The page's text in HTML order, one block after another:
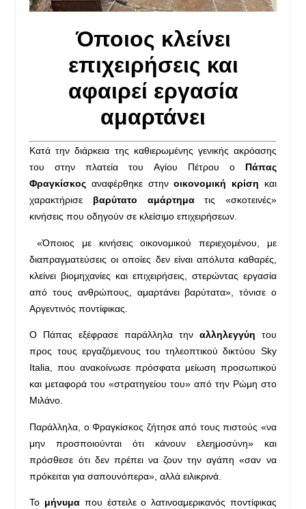
Όποιος κλείνει
επιχειρήσεις και
αφαιρεί εργασία
αμαρτάνει
Κατά την διάρκεια της καθιερωμένης γενικής ακρόασης
του στην πλατεία του Αγίου Πέτρου ο Πάπας
Φραγκίσκος αναφέρθηκε στηνοικονομική κρίση και
χαρακτήρισε βαρύτατο αμάρτηματις «σκοτεινές»
κινήσεις που οδηγούν σε κλείσιμο επιχειρήσεων.
«Όποιος με κινήσεις οικονομικού περιεχομένου, με
διαπραγματεύσεις οι οποίες δεν είναι απόλυτα καθαρές,
κλείνει βιομηχανίες και επιχειρήσεις, στερώντας εργασία
από τους ανθρώπους, αμαρτάνει βαρύτατα», τόνισε ο
Αργεντινός ποντίφικας.
Ο Πάπας εξέφρασε παράλληλα την αλληλεγγύη του
προς τους εργαζόμενους του τηλεοπτικού δικτύου Sky
Italia, που ανακοίνωσε πρόσφατα μείωση προσωπικού
και μεταφορά του «στρατηγείου του» από την Ρώμη στο
Μιλάνο.
Παράλληλα, ο Φραγκίσκος ζήτησε από τους πιστούς «να
μην προσποιούνται ότι κάνουν ελεημοσύνη» και
πρόσθεσε ότι δεν πρέπει να ζουν την αγάπη «σαν να
πρόκειται για σαπουνόπερα», αλλά ειλικρινά.
Το μήνυμα που έστειλε ο λατινοαμερικανός ποντίφικας